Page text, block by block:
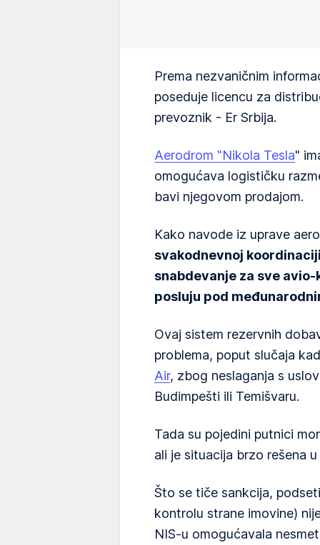
Prema nezvaničnim
poseduje licencu za
prevoznik - Er Srbija.
Aerodrom "Nikola Tesla"
omogućava logističku
bavi njegovom prodajom.
Kako navode iz uprave
svakodnevnoj
snabdevanje za sve
posluju pod
Ovaj sistem rezervnih
problema, poput slučaja
Air, zbog neslaganja s
Budimpešti ili Temišvaru.
Tada su pojedini putnici
ali je situacija brzo rešena
Što se tiče sankcija,
kontrolu strane imovine)
NIS-u omogućavala